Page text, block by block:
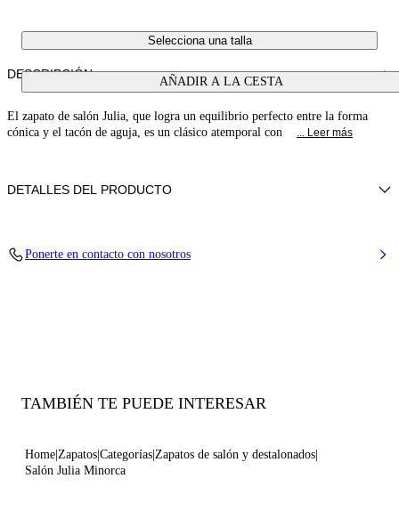
Selecciona una talla
AÑADIR A LA CESTA
DESCRIPCIÓN
El zapato de salón Julia, que logra un equilibrio perfecto entre la forma
cónica y el tacón de aguja, es un clásico atemporal con
... Leer más
DETALLES DEL PRODUCTO
Ponerte en contacto con nosotros
TAMBIÉN TE PUEDE INTERESAR
Home Zapatos Categorías Zapatos de salón y destalonados
Salón Julia Minorca